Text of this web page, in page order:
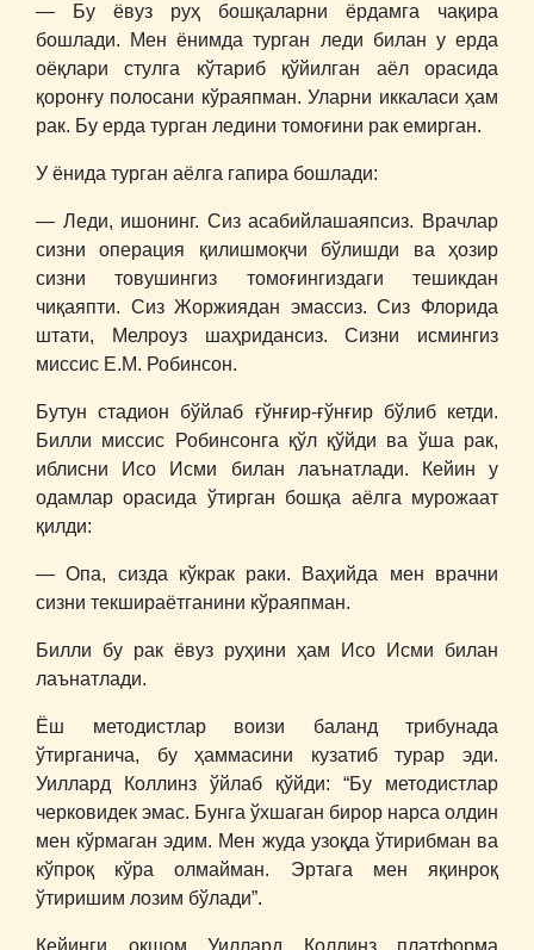
― Бу ёвуз руҳ бошқаларни ёрдамга чақира
бошлади. Мен ёнимда турган леди билан у ерда
оёқлари стулга кўтариб қўйилган аёл орасида
қоронғу полосани кўраяпман. Уларни иккаласи ҳам
рак. Бу ерда турган ледини томоғини рак емирган.
У ёнида турган аёлга гапира бошлади:
― Леди, ишонинг. Сиз асабийлашаяпсиз. Врачлар
сизни операция қилишмоқчи бўлишди ва ҳозир
сизни товушингиз томоғингиздаги тешикдан
чиқаяпти. Сиз Жоржиядан эмассиз. Сиз Флорида
штати, Мелроуз шаҳридансиз. Сизни исмингиз
миссис Е.М. Робинсон.
Бутун стадион бўйлаб ғўнғир-ғўнғир бўлиб кетди.
Билли миссис Робинсонга қўл қўйди ва ўша рак,
иблисни Исо Исми билан лаънатлади. Кейин у
одамлар орасида ўтирган бошқа аёлга мурожаат
қилди:
― Опа, сизда кўкрак раки. Ваҳийда мен врачни
сизни текшираётганини кўраяпман.
Билли бу рак ёвуз руҳини ҳам Исо Исми билан
лаънатлади.
Ёш методистлар воизи баланд трибунада
ўтирганича, бу ҳаммасини кузатиб турар эди.
Уиллард Коллинз ўйлаб қўйди: “Бу методистлар
черковидек эмас. Бунга ўхшаган бирор нарса олдин
мен кўрмаган эдим. Мен жуда узоқда ўтирибман ва
кўпроқ кўра олмайман. Эртага мен яқинроқ
ўтиришим лозим бўлади”.